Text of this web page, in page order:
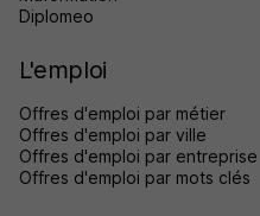
Diplomeo
L'emploi
Offres d'emploi par métier
Offres d'emploi par ville
Offres d'emploi par entreprise
Offres d'emploi par mots clés